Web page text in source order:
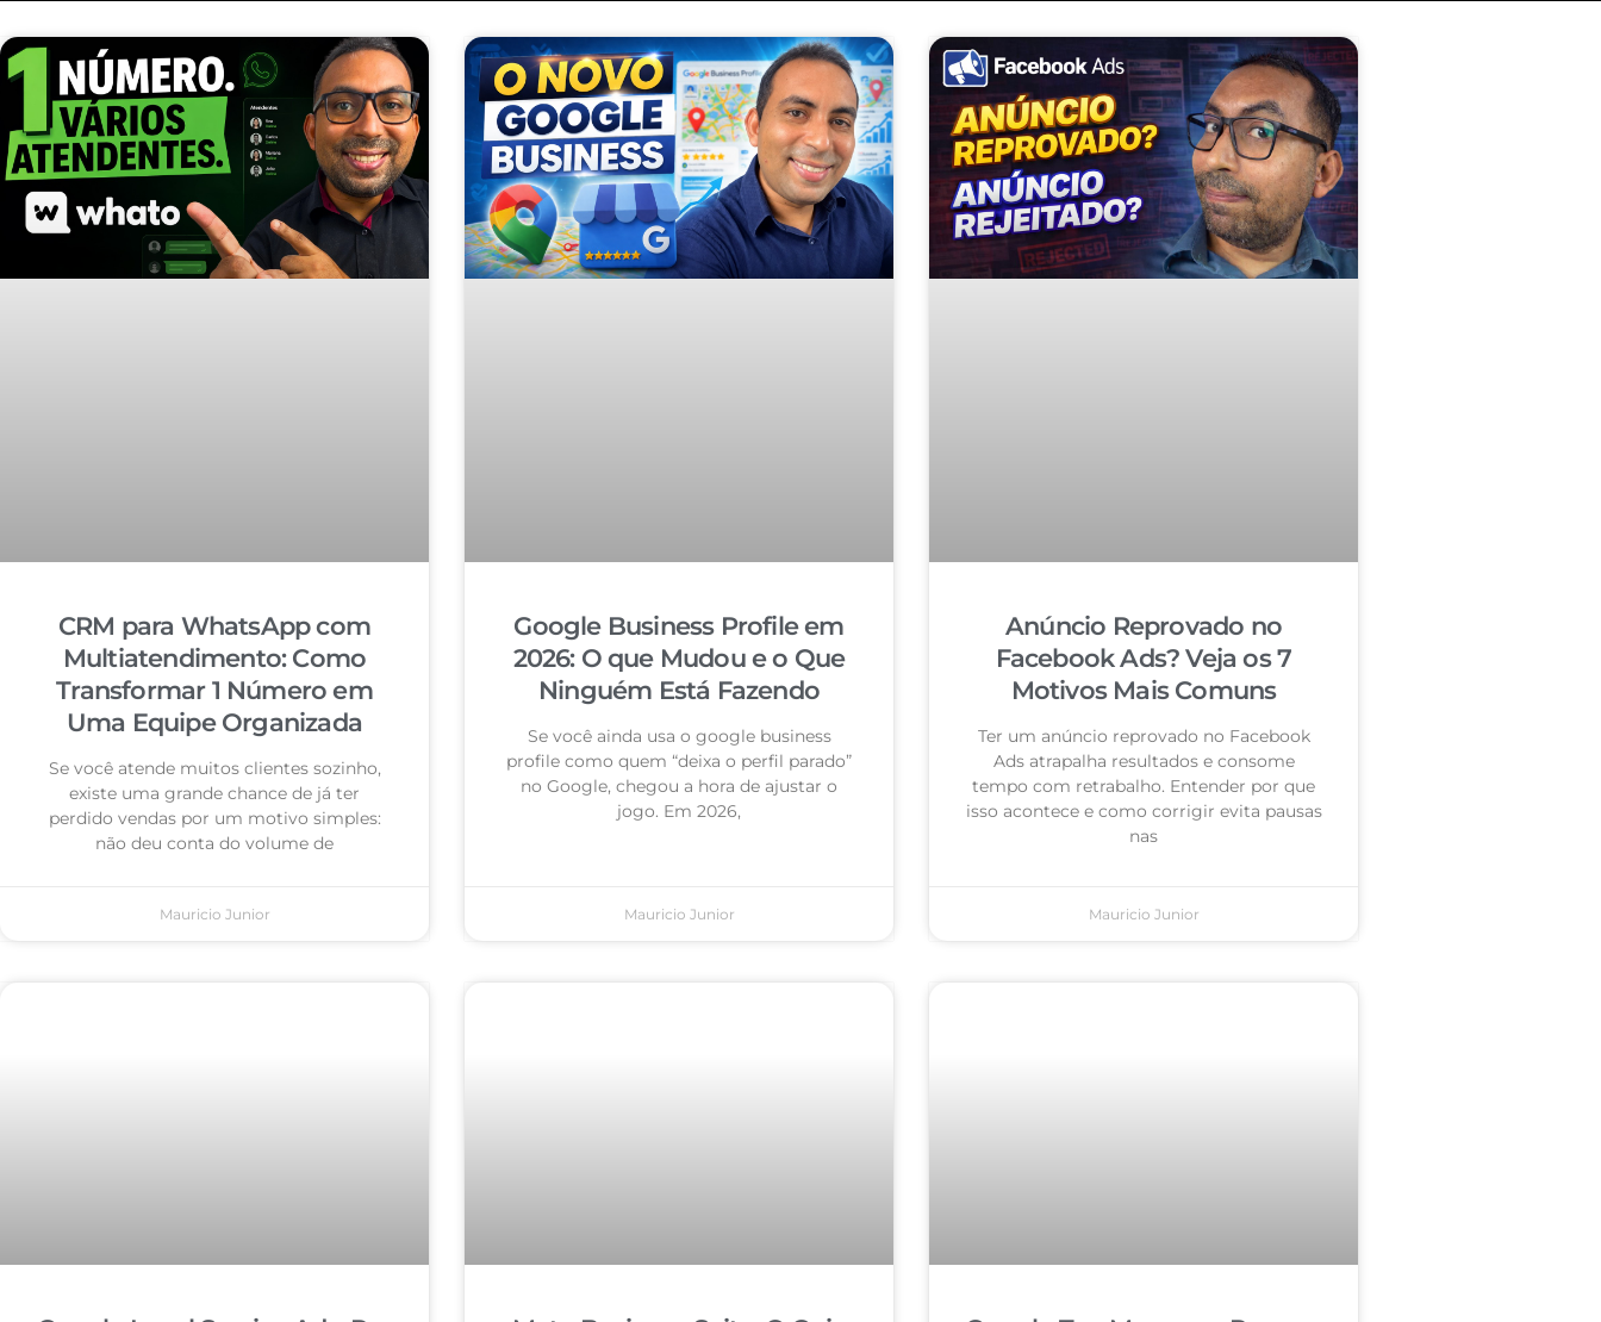
CRM para WhatsApp com
Multiatendimento: Como
Transformar 1 Número em
Uma Equipe Organizada
Se você atende muitos clientes sozinho,
existe uma grande chance de já ter
perdido vendas por um motivo simples:
não deu conta do volume de
Mauricio Junior
Google Business Profile em
2026: O que Mudou e o Que
Ninguém Está Fazendo
Se você ainda usa o google business
profile como quem “deixa o perfil parado”
no Google, chegou a hora de ajustar o
jogo. Em 2026,
Mauricio Junior
Anúncio Reprovado no
Facebook Ads? Veja os 7
Motivos Mais Comuns
Ter um anúncio reprovado no Facebook
Ads atrapalha resultados e consome
tempo com retrabalho. Entender por que
isso acontece e como corrigir evita pausas
nas
Mauricio Junior